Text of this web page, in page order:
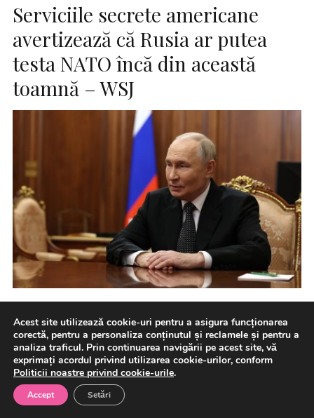
Serviciile secrete americane
avertizează că Rusia ar putea
testa NATO încă din această
toamnă – WSJ
nou semnal de alarmă, potrivit căruia președintele rus
Vladimir Putin […]
7 august 2026 Aparare
Acest site utilizează cookie-uri pentru a asigura funcționarea
corectă, pentru a personaliza conținutul și reclamele și pentru a
analiza traficul. Prin continuarea navigării pe acest site, vă
exprimați acordul privind utilizarea cookie-urilor, conform
Politicii noastre privind cookie-urile.
Accept Setări